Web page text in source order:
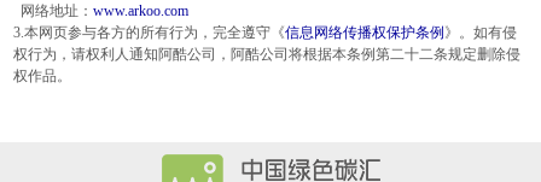
网络地址： www.arkoo.com
3.本网页参与各方的所有行为，完全遵守《信息网络传播权保护条例 》。如有侵
权行为，请权利人通知阿酷公司，阿酷公司将根据本条例第二十二条规定删除侵
权作品。